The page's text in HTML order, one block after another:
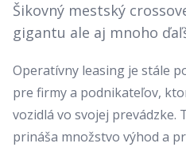
Šikovný mestský
gigantu ale aj mnoho
Operatívny leasing je stále
pre firmy a podnikateľov,
vozidlá vo svojej prevádzke.
prináša množstvo výhod a